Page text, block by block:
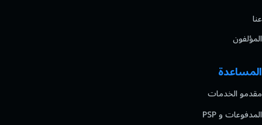
عنا
المؤلفون
المساعدة
مقدمو الخدمات
المدفوعات و PSP